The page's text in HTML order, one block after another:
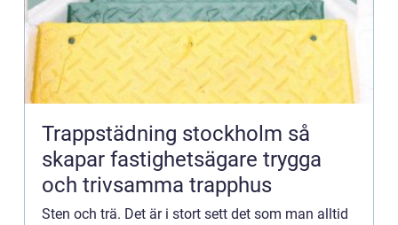
Trappstädning stockholm så
skapar fastighetsägare trygga
och trivsamma trapphus
Sten och trä. Det är i stort sett det som man alltid